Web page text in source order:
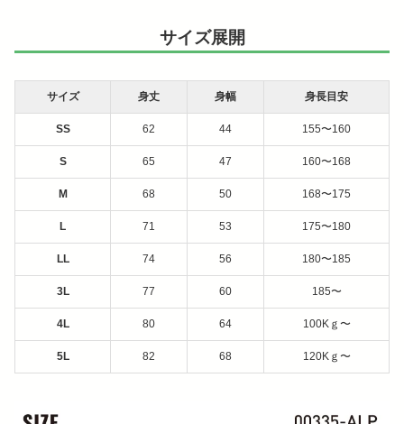
サイズ展開
サイズ 身丈 身幅 身長目安
SS 62 44 155〜160
S 65 47 160〜168
M 68 50 168〜175
L 71 53 175〜180
LL 74 56 180〜185
3L 77 60 185〜
4L 80 64 100Kｇ〜
5L 82 68 120Kｇ〜